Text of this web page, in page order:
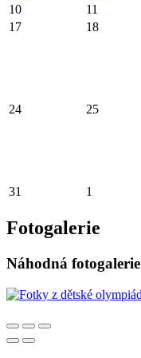
10
11
17
18
24 25
31
1
Fotogalerie
Náhodná fotogalerie